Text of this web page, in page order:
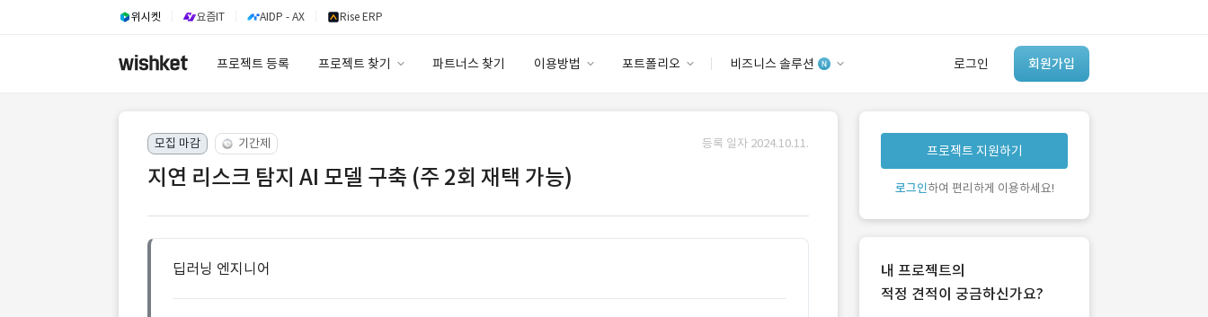
위시켓 요즘IT AIDP - AX Rise ERP
프로젝트 등록 프로젝트 찾기 파트너스 찾기 이용방법 포트폴리오 비즈니스 솔루션 로그인 회원가입
이용요금
고객센터
안심 코드 케어
유사사례 검색 AI
‘이런 거’ 만들어본
개발 회사 있어?
모집 마감 기간제 등록 일자 2024.10.11.
지연 리스크 탐지 AI 모델 구축 (주 2회 재택 가능)
딥러닝 엔지니어
프로젝트 지원하기
로그인하여 편리하게 이용하세요!
내 프로젝트의
적정 견적이 궁금하신가요?